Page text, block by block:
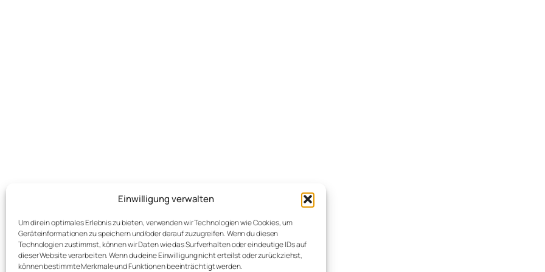
Einwilligung verwalten
Um dir ein optimales Erlebnis zu bieten, verwenden wir Technologien wie Cookies, um
Geräteinformationen zu speichern und/oder darauf zuzugreifen. Wenn du diesen
Technologien zustimmst, können wir Daten wie das Surfverhalten oder eindeutige IDs auf
dieser Website verarbeiten. Wenn du deine Einwilligung nicht erteilst oder zurückziehst,
können bestimmte Merkmale und Funktionen beeinträchtigt werden.
← Haylemariam Asefaw